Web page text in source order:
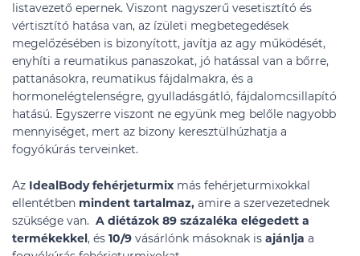
listavezető epernek. Viszont nagyszerű vesetisztító és
vértisztító hatása van, az ízületi megbetegedések
megelőzésében is bizonyított, javítja az agy működését,
enyhíti a reumatikus panaszokat, jó hatással van a bőrre,
pattanásokra, reumatikus fájdalmakra, és a
hormonelégtelenségre, gyulladásgátló, fájdalomcsillapító
hatású. Egyszerre viszont ne együnk meg belőle nagyobb
mennyiséget, mert az bizony keresztülhúzhatja a
fogyókúrás terveinket.
Az IdealBody fehérjeturmix más fehérjeturmixokkal
ellentétben mindent tartalmaz, amire a szervezetednek
szüksége van. A diétázok 89 százaléka elégedett a
termékekkel, és 10/9 vásárlónk másoknak is ajánlja a